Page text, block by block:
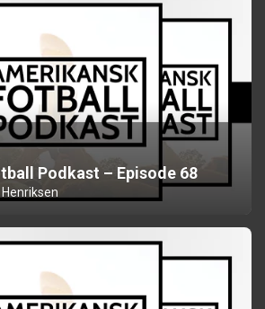
Podkast – Episode 68